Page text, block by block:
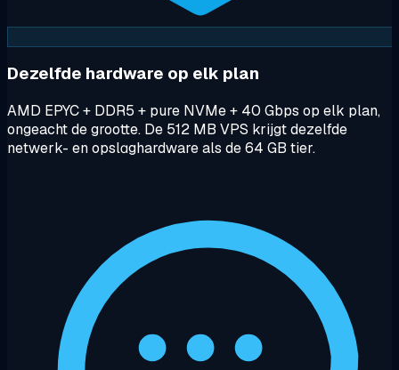
Dezelfde hardware op elk plan
AMD EPYC + DDR5 + pure NVMe + 40 Gbps op elk plan,
ongeacht de grootte. De 512 MB VPS krijgt dezelfde
netwerk- en opslаghardware als de 64 GB tier.